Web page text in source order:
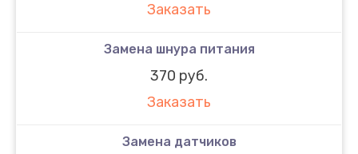
Заказать
Замена шнура питания
370 руб.
Заказать
Замена датчиков